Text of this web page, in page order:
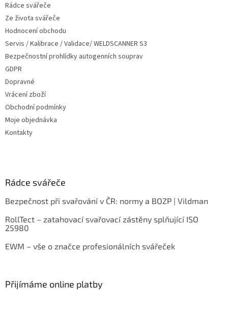
Rádce svářeče
Ze života svářeče
Hodnocení obchodu
Servis / Kalibrace / Validace/ WELDSCANNER S3
Bezpečnostní prohlídky autogenních souprav
GDPR
Dopravné
Vrácení zboží
Obchodní podmínky
Moje objednávka
Kontakty
Rádce svářeče
Bezpečnost při svařování v ČR: normy a BOZP | Vildman
RollTect – zatahovací svařovací zástěny splňující ISO
25980
EWM – vše o značce profesionálních svářeček
Přijímáme online platby